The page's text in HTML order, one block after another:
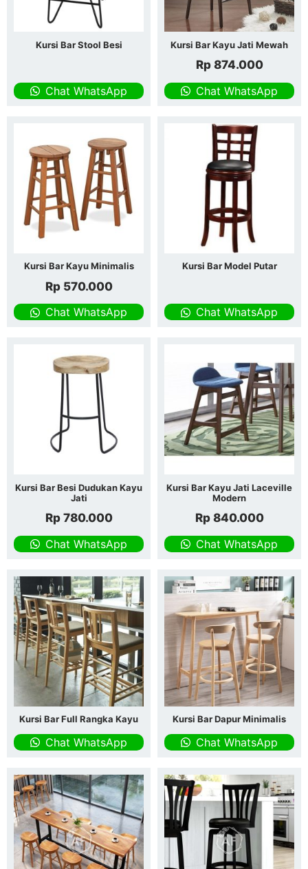
Kursi Bar Stool Besi
Chat WhatsApp
Kursi Bar Kayu Jati Mewah
Rp874.000
Chat WhatsApp
Kursi Bar Kayu Minimalis
Rp570.000
Chat WhatsApp
Kursi Bar Model Putar
Chat WhatsApp
Kursi Bar Besi Dudukan Kayu
Jati
Rp780.000
Chat WhatsApp
Kursi Bar Kayu Jati Laceville
Modern
Rp840.000
Chat WhatsApp
Kursi Bar Full Rangka Kayu
Chat WhatsApp
Kursi Bar Dapur Minimalis
Chat WhatsApp